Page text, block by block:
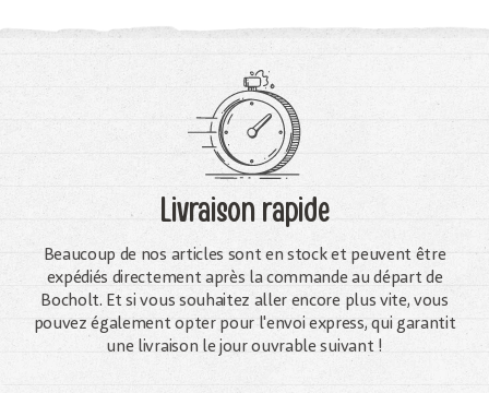
Livraison rapide
Beaucoup de nos articles sont en stock et peuvent être
expédiés directement après la commande au départ de
Bocholt. Et si vous souhaitez aller encore plus vite, vous
pouvez également opter pour l'envoi express, qui garantit
une livraison le jour ouvrable suivant !